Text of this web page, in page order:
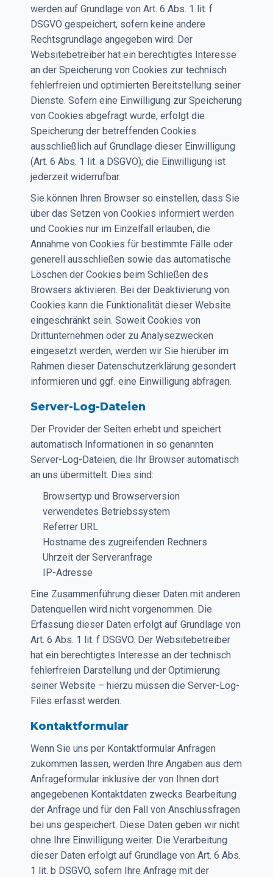
werden auf Grundlage von Art. 6 Abs. 1 lit. f
DSGVO gespeichert, sofern keine andere
Rechtsgrundlage angegeben wird. Der
Websitebetreiber hat ein berechtigtes Interesse
an der Speicherung von Cookies zur technisch
fehlerfreien und optimierten Bereitstellung seiner
Dienste. Sofern eine Einwilligung zur Speicherung
von Cookies abgefragt wurde, erfolgt die
Speicherung der betreffenden Cookies
ausschließlich auf Grundlage dieser Einwilligung
(Art. 6 Abs. 1 lit. a DSGVO); die Einwilligung ist
jederzeit widerrufbar.
Sie können Ihren Browser so einstellen, dass Sie
über das Setzen von Cookies informiert werden
und Cookies nur im Einzelfall erlauben, die
Annahme von Cookies für bestimmte Fälle oder
generell ausschließen sowie das automatische
Löschen der Cookies beim Schließen des
Browsers aktivieren. Bei der Deaktivierung von
Cookies kann die Funktionalität dieser Website
eingeschränkt sein. Soweit Cookies von
Drittunternehmen oder zu Analysezwecken
eingesetzt werden, werden wir Sie hierüber im
Rahmen dieser Datenschutzerklärung gesondert
informieren und ggf. eine Einwilligung abfragen.
Server-Log-Dateien
Der Provider der Seiten erhebt und speichert
automatisch Informationen in so genannten
Server-Log-Dateien, die Ihr Browser automatisch
an uns übermittelt. Dies sind:
Browsertyp und Browserversion
verwendetes Betriebssystem
Referrer URL
Hostname des zugreifenden Rechners
Uhrzeit der Serveranfrage
IP-Adresse
Eine Zusammenführung dieser Daten mit anderen
Datenquellen wird nicht vorgenommen. Die
Erfassung dieser Daten erfolgt auf Grundlage von
Art. 6 Abs. 1 lit. f DSGVO. Der Websitebetreiber
hat ein berechtigtes Interesse an der technisch
fehlerfreien Darstellung und der Optimierung
seiner Website – hierzu müssen die Server-Log-
Files erfasst werden.
Kontaktformular
Wenn Sie uns per Kontaktformular Anfragen
zukommen lassen, werden Ihre Angaben aus dem
Anfrageformular inklusive der von Ihnen dort
angegebenen Kontaktdaten zwecks Bearbeitung
der Anfrage und für den Fall von Anschlussfragen
bei uns gespeichert. Diese Daten geben wir nicht
ohne Ihre Einwilligung weiter. Die Verarbeitung
dieser Daten erfolgt auf Grundlage von Art. 6 Abs.
1 lit. b DSGVO, sofern Ihre Anfrage mit der